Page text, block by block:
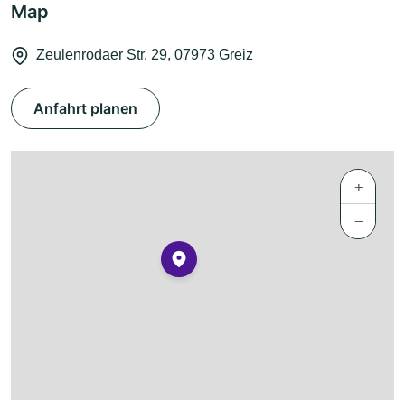
Map
Zeulenrodaer Str. 29, 07973 Greiz
Anfahrt planen
+
−